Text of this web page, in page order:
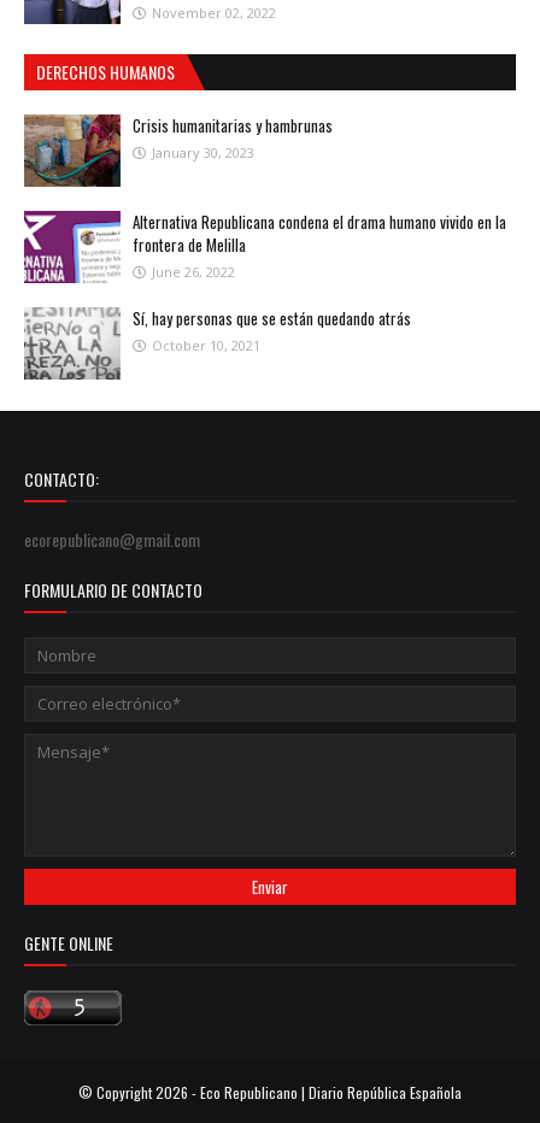
November 02, 2022
DERECHOS HUMANOS
Crisis humanitarias y hambrunas
January 30, 2023
Alternativa Republicana condena el drama humano vivido en la
frontera de Melilla
June 26, 2022
Sí, hay personas que se están quedando atrás
October 10, 2021
CONTACTO:
ecorepublicano@gmail.com
FORMULARIO DE CONTACTO
GENTE ONLINE
© Copyright2026 -Eco Republicano | Diario República Española